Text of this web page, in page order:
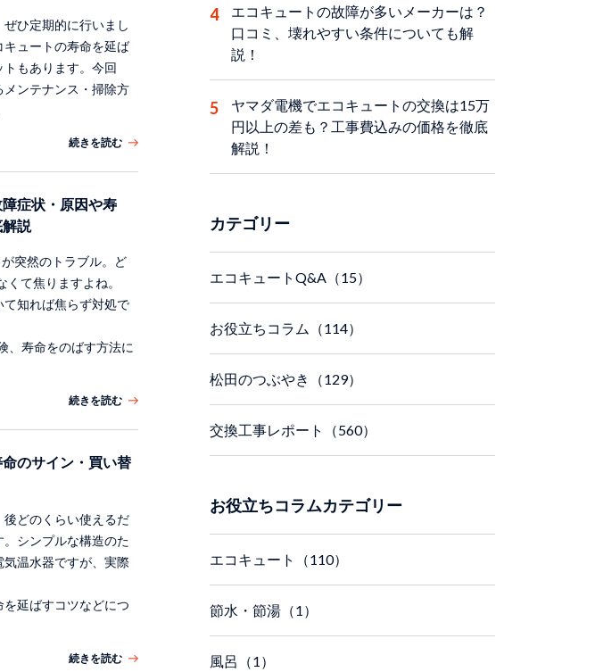
ひ定期的に行いまし
キュートの寿命を延ば
もあります。今回
ンテナンス・掃除方
続きを読む
症状・原因や寿
説
突然のトラブル。ど
くて焦りますよね。
知れば焦らず対処で
、寿命をのばす方法に
続きを読む
のサイン・買い替
どのくらい使えるだ
シンプルな構造のた
温水器ですが、実際
延ばすコツなどにつ
続きを読む
エコキュートの故障が多いメーカーは？
口コミ、壊れやすい条件についても解
説！
ヤマダ電機でエコキュートの交換は15万
円以上の差も？工事費込みの価格を徹底
解説！
カテゴリー
エコキュートQ&A（15）
お役立ちコラム（114）
松田のつぶやき（129）
交換工事レポート（560）
お役立ちコラムカテゴリー
エコキュート（110）
節水・節湯（1）
風呂（1）